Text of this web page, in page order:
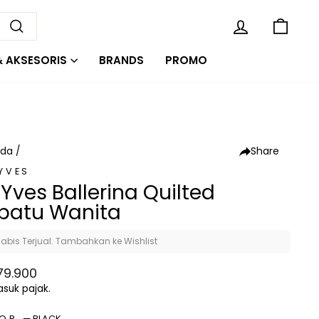
Cari
MASUK
AKSESORIS BRANDS PROMO
/ Share
Ballerina Quilted
Wanita
Terjual. Tambahkan ke Wishlist
pajak.